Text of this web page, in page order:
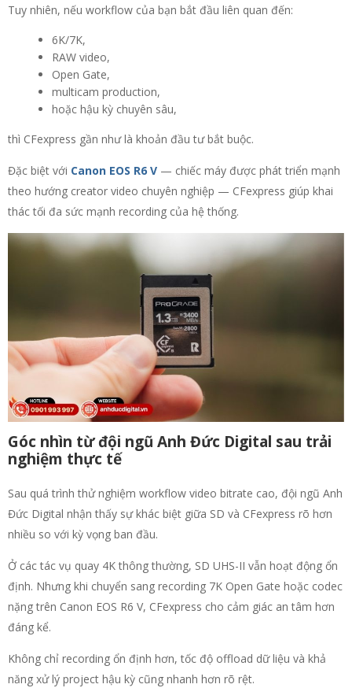
Tuy nhiên, nếu workflow của bạn bắt đầu liên quan đến:
6K/7K,
RAW video,
Open Gate,
multicam production,
hoặc hậu kỳ chuyên sâu,
thì CFexpress gần như là khoản đầu tư bắt buộc.
Đặc biệt với Canon EOS R6 V — chiếc máy được phát triển mạnh
theo hướng creator video chuyên nghiệp — CFexpress giúp khai
thác tối đa sức mạnh recording của hệ thống.
Góc nhìn từ đội ngũ Anh Đức Digital sau trải
nghiệm thực tế
Sau quá trình thử nghiệm workflow video bitrate cao, đội ngũ Anh
Đức Digital nhận thấy sự khác biệt giữa SD và CFexpress rõ hơn
nhiều so với kỳ vọng ban đầu.
Ở các tác vụ quay 4K thông thường, SD UHS-II vẫn hoạt động ổn
định. Nhưng khi chuyển sang recording 7K Open Gate hoặc codec
nặng trên Canon EOS R6 V, CFexpress cho cảm giác an tâm hơn
đáng kể.
Không chỉ recording ổn định hơn, tốc độ offload dữ liệu và khả
năng xử lý project hậu kỳ cũng nhanh hơn rõ rệt.